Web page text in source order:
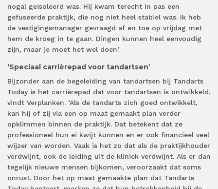
nogal geïsoleerd was. Hij kwam terecht in pas een
gefuseerde praktijk, die nog niet heel stabiel was. Ik heb
de vestigingsmanager gevraagd af en toe op vrijdag met
hem de kroeg in te gaan. Dingen kunnen heel eenvoudig
zijn, maar je moet het wel doen.’
‘Speciaal carrièrepad voor tandartsen’
Bijzonder aan de begeleiding van tandartsen bij Tandarts
Today is het carrièrepad dat voor tandartsen is ontwikkeld,
vindt Verplanken. ‘Als de tandarts zich goed ontwikkelt,
kan hij of zij via een op maat gemaakt plan verder
opklimmen binnen de praktijk. Dat betekent dat ze
professioneel hun ei kwijt kunnen en er ook financieel veel
wijzer van worden. Vaak is het zo dat als de praktijkhouder
verdwijnt, ook de leiding uit de kliniek verdwijnt. Als er dan
tegelijk nieuwe mensen bijkomen, veroorzaakt dat soms
onrust. Door het op maat gemaakte plan dat Tandarts